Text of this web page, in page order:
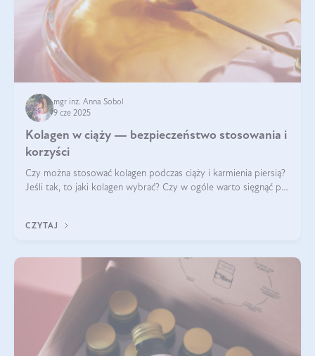
mgr inż. Anna Sobol
9 cze 2025
Kolagen w ciąży — bezpieczeństwo stosowania i
korzyści
Czy można stosować kolagen podczas ciąży i karmienia piersią?
Jeśli tak, to jaki kolagen wybrać? Czy w ogóle warto sięgnąć po
CZYTAJ